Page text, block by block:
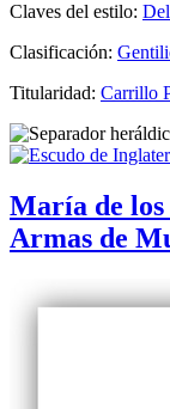
Claves del estilo:
Clasificación:
Titularidad: Carrillo
María de
Armas de